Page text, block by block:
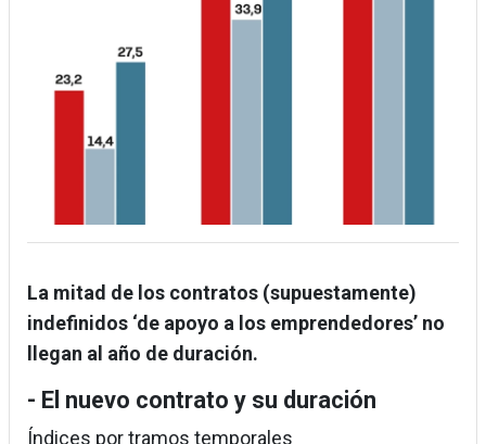
La mitad de los contratos (supuestamente)
indefinidos ‘de apoyo a los emprendedores’ no
llegan al año de duración.
- El nuevo contrato y su duración
Índices por tramos temporales